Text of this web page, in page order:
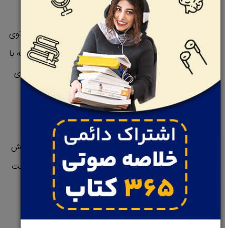
اگه شما یک فروشنده هستید، نباید تنها تعداد فروشتون رو توی
اخر هر هفته اندازه‌گیری کنید، شما باید تعداد تماس‌هایی که با
مشتری‌هاتون می‌گیرید یا تعداد ایمیل‌ها و پیام‌هایی که برای
اونها می‌فرسیتد رو اندازه بگیرید.
این رفتارهای سنجشی، رفتارهایی هستن که شما می‌تونید
روزانه اونها رو ارتقا بدین و وقتی اونها رو به شکل روزانه افزایش
بدین، به طور خودکار میزان جذبتون رو افزایش داده و درنهایت
عملکردتون رو بهبود می‌بخشین.
زمانیکه شما روی رفتارهای سنجشی درست و امتحان شده